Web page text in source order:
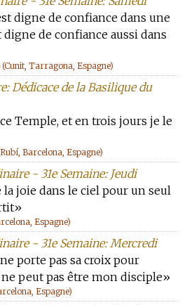
digne de confiance dans une
de confiance aussi dans
Tarragona, Espagne)
Dédicace de la Basilique du
Temple, et en trois jours je le
Barcelona, Espagne)
- 31e Semaine: Jeudi
la joie dans le ciel pour un seul
Espagne)
- 31e Semaine: Mercredi
porte pas sa croix pour
peut pas être mon disciple»
Espagne)